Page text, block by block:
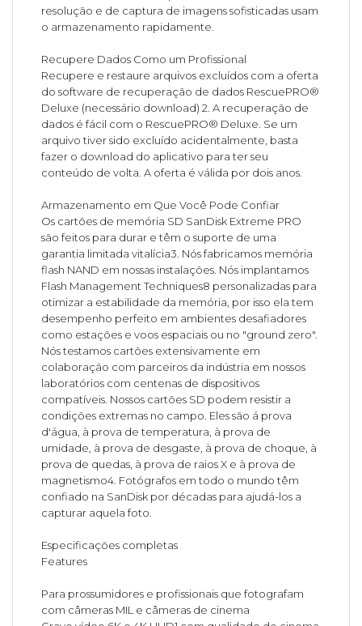
resolução e de captura de imagens sofisticadas usam
o armazenamento rapidamente.
Recupere Dados Como um Profissional
Recupere e restaure arquivos excluídos com a oferta
do software de recuperação de dados RescuePRO®
Deluxe (necessário download) 2. A recuperação de
dados é fácil com o RescuePRO® Deluxe. Se um
arquivo tiver sido excluído acidentalmente, basta
fazer o download do aplicativo para ter seu
conteúdo de volta. A oferta é válida por dois anos.
Armazenamento em Que Você Pode Confiar
Os cartões de memória SD SanDisk Extreme PRO
são feitos para durar e têm o suporte de uma
garantia limitada vitalícia3. Nós fabricamos memória
flash NAND em nossas instalações. Nós implantamos
Flash Management Techniques8 personalizadas para
otimizar a estabilidade da memória, por isso ela tem
desempenho perfeito em ambientes desafiadores
como estações e voos espaciais ou no "ground zero".
Nós testamos cartões extensivamente em
colaboração com parceiros da indústria em nossos
laboratórios com centenas de dispositivos
compatíveis. Nossos cartões SD podem resistir a
condições extremas no campo. Eles são á prova
d'água, à prova de temperatura, à prova de
umidade, à prova de desgaste, à prova de choque, à
prova de quedas, à prova de raios X e à prova de
magnetismo4. Fotógrafos em todo o mundo têm
confiado na SanDisk por décadas para ajudá-los a
capturar aquela foto.
Especificações completas
Features
Para prossumidores e profissionais que fotografam
com câmeras MIL e câmeras de cinema